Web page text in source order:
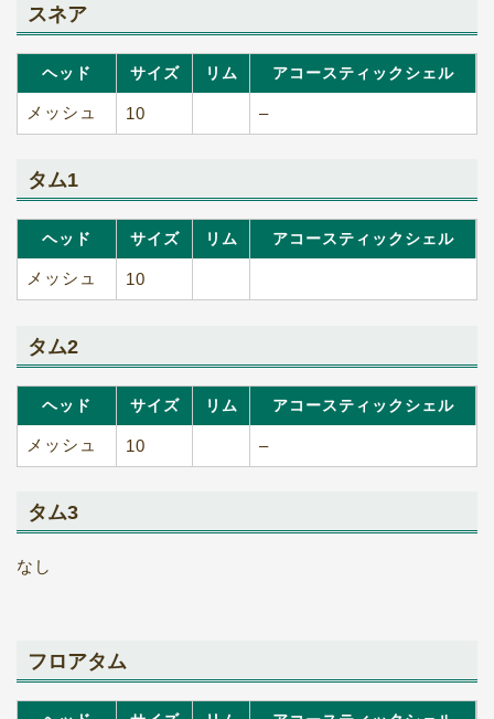
スネア
ヘッド サイズ リム アコースティックシェル
メッシュ 10 –
タム1
ヘッド サイズ リム アコースティックシェル
メッシュ 10
タム2
ヘッド サイズ リム アコースティックシェル
メッシュ 10 –
タム3
なし
フロアタム